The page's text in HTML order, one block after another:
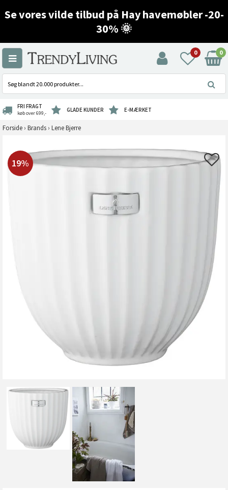
Se vores vilde tilbud på Hay havemøbler -20-
30% 🌞
0 0
FRI FRAGT
køb over 699,- GLADE KUNDER E-MÆRKET
Forside › Brands › Lene Bjerre
19%